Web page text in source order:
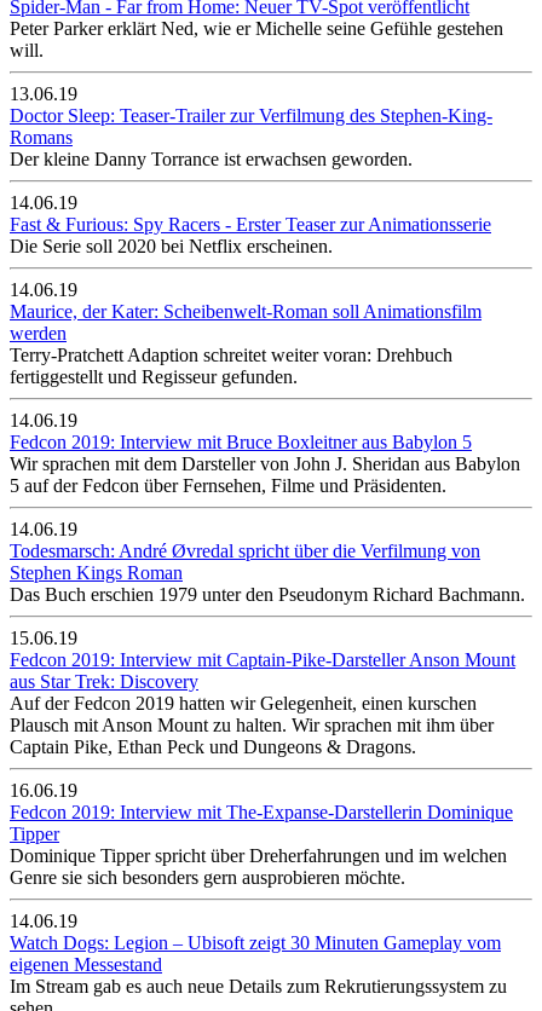
Spider-Man - Far from Home: Neuer TV-Spot veröffentlicht
Peter Parker erklärt Ned, wie er Michelle seine Gefühle gestehen
will.
13.06.19
Doctor Sleep: Teaser-Trailer zur Verfilmung des Stephen-King-
Romans
Der kleine Danny Torrance ist erwachsen geworden.
14.06.19
Fast & Furious: Spy Racers - Erster Teaser zur Animationsserie
Die Serie soll 2020 bei Netflix erscheinen.
14.06.19
Maurice, der Kater: Scheibenwelt-Roman soll Animationsfilm
werden
Terry-Pratchett Adaption schreitet weiter voran: Drehbuch
fertiggestellt und Regisseur gefunden.
14.06.19
Fedcon 2019: Interview mit Bruce Boxleitner aus Babylon 5
Wir sprachen mit dem Darsteller von John J. Sheridan aus Babylon
5 auf der Fedcon über Fernsehen, Filme und Präsidenten.
14.06.19
Todesmarsch: André Øvredal spricht über die Verfilmung von
Stephen Kings Roman
Das Buch erschien 1979 unter den Pseudonym Richard Bachmann.
15.06.19
Fedcon 2019: Interview mit Captain-Pike-Darsteller Anson Mount
aus Star Trek: Discovery
Auf der Fedcon 2019 hatten wir Gelegenheit, einen kurschen
Plausch mit Anson Mount zu halten. Wir sprachen mit ihm über
Captain Pike, Ethan Peck und Dungeons & Dragons.
16.06.19
Fedcon 2019: Interview mit The-Expanse-Darstellerin Dominique
Tipper
Dominique Tipper spricht über Dreherfahrungen und im welchen
Genre sie sich besonders gern ausprobieren möchte.
14.06.19
Watch Dogs: Legion – Ubisoft zeigt 30 Minuten Gameplay vom
eigenen Messestand
Im Stream gab es auch neue Details zum Rekrutierungssystem zu